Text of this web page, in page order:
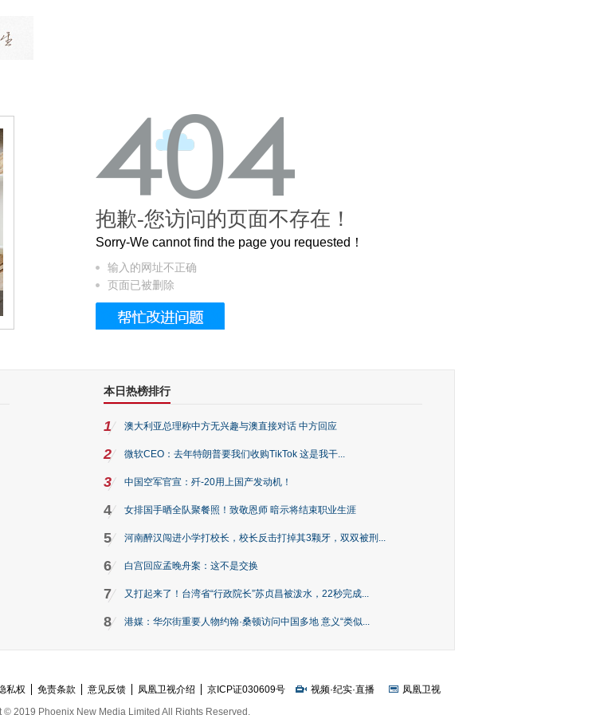
被列入佛家七宝的它到底有多美？
抱歉-您访问的页面不存在！
Sorry-We cannot find the page you requested！
输入的网址不正确
页面已被删除
本日热榜排行
1 澳大利亚总理称中方无兴趣与澳直接对话 中方回应
2 微软CEO：去年特朗普要我们收购TikTok 这是我干...
3 中国空军官宣：歼-20用上国产发动机！
4 女排国手晒全队聚餐照！致敬恩师 暗示将结束职业生涯
5 河南醉汉闯进小学打校长，校长反击打掉其3颗牙，双双被刑...
6 白宫回应孟晚舟案：这不是交换
7 又打起来了！台湾省“行政院长”苏贞昌被泼水，22秒完成...
8 港媒：华尔街重要人物约翰·桑顿访问中国多地 意义“类似...
私权 免责条款 意见反馈 凤凰卫视介绍 京ICP证030609号 视频·纪实·直播
凤凰卫视
© 2019 Phoenix New Media Limited All Rights Reserved.